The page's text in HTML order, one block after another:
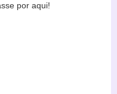
por aqui!